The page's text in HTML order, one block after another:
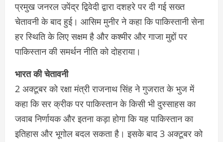
प्रमुख जनरल उपेंद्र द्विवेदी द्वारा दशहरे पर दी गई सख्त
चेतावनी के बाद हुई। आसिम मुनीर ने कहा कि पाकिस्तानी सेना
हर स्थिति के लिए सक्षम है और कश्मीर और गाजा मुद्दों पर
पाकिस्तान की समर्थन नीति को दोहराया।
भारत की चेतावनी
2 अक्टूबर को रक्षा मंत्री राजनाथ सिंह ने गुजरात के भुज में
कहा कि सर क्रीक पर पाकिस्तान के किसी भी दुस्साहस का
जवाब निर्णायक और इतना कड़ा होगा कि यह पाकिस्तान का
इतिहास और भूगोल बदल सकता है। इसके बाद 3 अक्टूबर को